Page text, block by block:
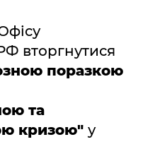
вторгнутися
поразкою
та
кризою" у